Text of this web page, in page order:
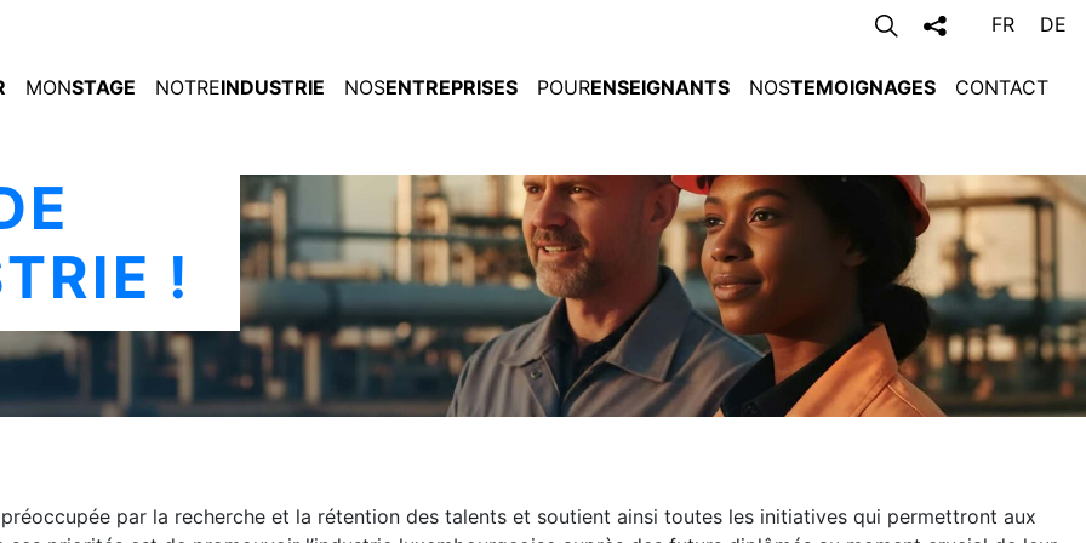
FR DE
MONSTAGE NOTREINDUSTRIE NOSENTREPRISES POURENSEIGNANTS NOSTEMOIGNAGES CONTACT
!
par la recherche et la rétention des talents et soutient ainsi toutes les initiatives qui permettront aux